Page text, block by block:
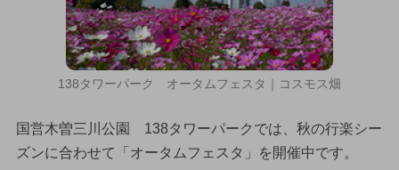
138タワーパーク オータムフェスタ｜コスモス畑
国営木曽三川公園 138タワーパークでは、秋の行楽シー
ズンに合わせて「オータムフェスタ」を開催中です。